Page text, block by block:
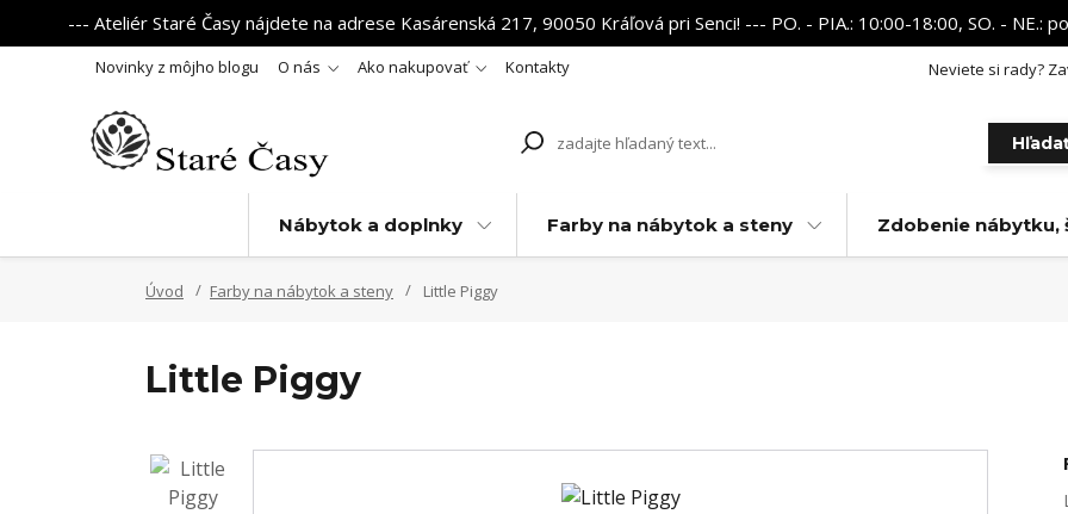
--- Ateliér Staré Časy nájdete na adrese Kasárenská 217, 90050 Kráľová pri Senci! --- PO. - PIA.: 10:00-18:00, SO. -
Novinky z môjho blogu O nás Ako nakupovať Kontakty Neviete si rady?
Nábytok a doplnky Farby na nábytok a steny Zdobenie nábytku,
Úvod Farby na nábytok a steny Little Piggy
Little Piggy